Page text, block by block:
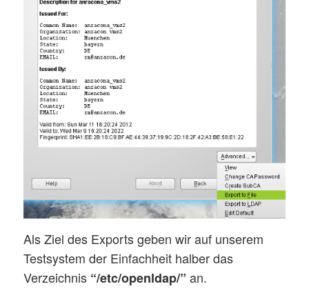
Als Ziel des Exports geben wir auf unserem
Testsystem der Einfachheit halber das
Verzeichnis “/etc/openldap/” an.